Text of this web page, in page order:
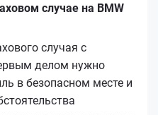
случае на BMW
случая с
делом нужно
в безопасном месте и